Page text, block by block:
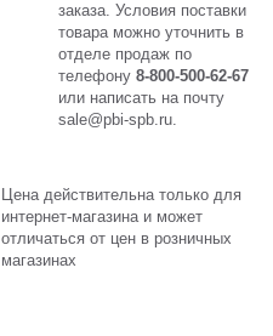
заказа. Условия поставки
товара можно уточнить в
отделе продаж по
телефону 8-800-500-62-67
или написать на почту
sale@pbi-spb.ru.
Цена действительна только для
интернет-магазина и может
отличаться от цен в розничных
магазинах